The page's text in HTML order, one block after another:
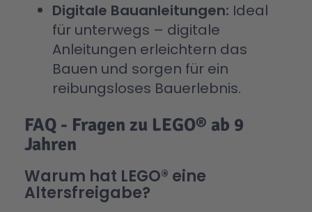
Digitale Bauanleitungen: Ideal
für unterwegs – digitale
Anleitungen erleichtern das
Bauen und sorgen für ein
reibungsloses Bauerlebnis.
FAQ - Fragen zu LEGO® ab 9
Jahren
Warum hat LEGO® eine
Altersfreigabe?